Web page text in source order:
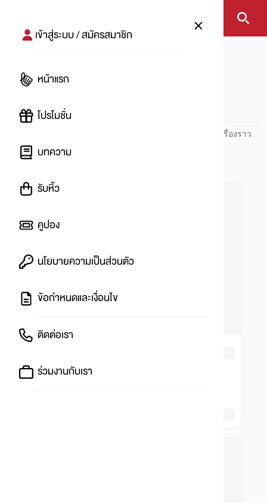
เข้าสู่ระบบ / สมัครสมาชิก
หน้าแรก
โปรโมชั่น
บทความ
รับหิ้ว
คูปอง
นโยบายความเป็นส่วนตัว
ข้อกำหนดและเงื่อนไข
ติดต่อเรา
ร่วมงานกับเรา
#
ปันโปร PUNPRO ที่ 1 ด้านโปรโมชัน อัปเดตและติดตามทุกเรื่องราว
โปรโมชัน